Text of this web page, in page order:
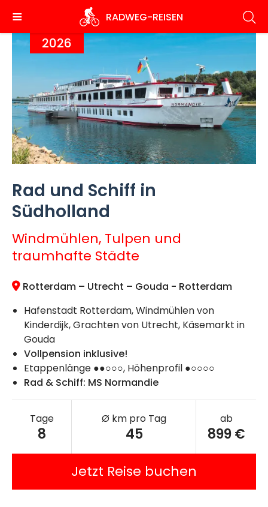
zum
Inhalt
RADWEG-REISEN
2026
Rad und Schiff in
Südholland
Windmühlen, Tulpen und
traumhafte Städte
Rotterdam – Utrecht – Gouda - Rotterdam
Hafenstadt Rotterdam, Windmühlen von
Kinderdijk, Grachten von Utrecht, Käsemarkt in
Gouda
Vollpension inklusive!
Etappenlänge ●●○○○, Höhenprofil ●○○○○
Rad & Schiff: MS Normandie
Tage
8
Ø km pro Tag
45
ab
899 €
Jetzt Reise buchen